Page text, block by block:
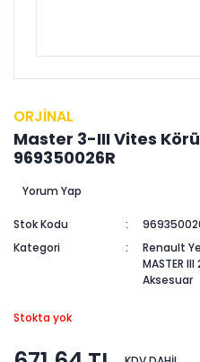
ORJİNAL
Master 3-III Vites
969350026R
Yorum Yap
Stok Kodu
Kategori
Renault
MASTER III
Aksesuar
Stokta yok